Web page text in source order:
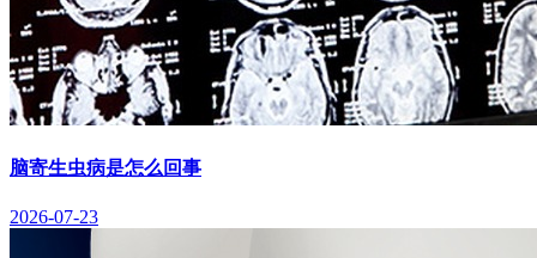
脑寄生虫病是怎么回事
2026-07-23